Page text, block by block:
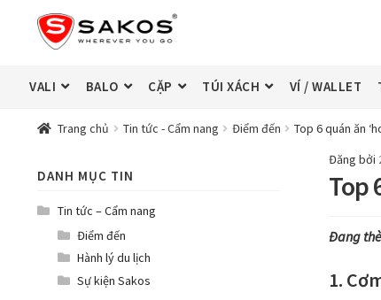
Đi
đến
hướng
Chuyển
đến
dung
VALI BALO CẶP TÚI XÁCH VÍ / WALLET
Trang chủ Tin tức - Cẩm nang Điểm đến
Top 6 quán ăn
Đăng bởi
Top
Đang
1.
DANH MỤC TIN
Tin tức – Cẩm nang
Điểm đến
Hành lý du lịch
Sự kiện Sakos